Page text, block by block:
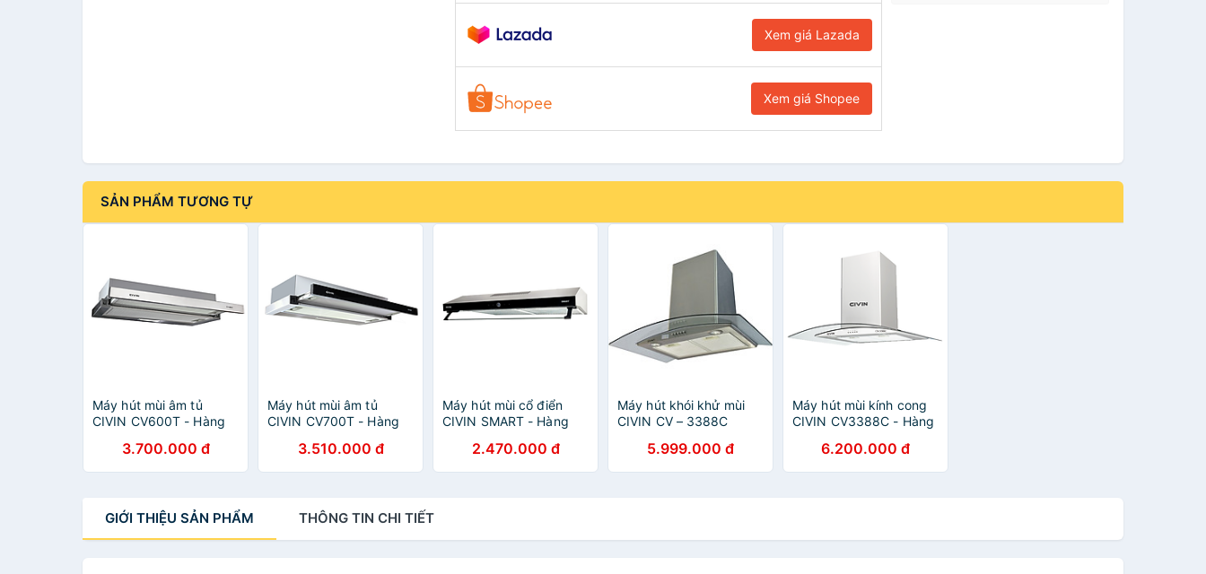
Xem giá Lazada
Xem giá Shopee
SẢN PHẨM TƯƠNG TỰ
Máy hút mùi âm tủ
CIVIN CV600T - Hàng
3.700.000 đ
Máy hút mùi âm tủ
CIVIN CV700T - Hàng
3.510.000 đ
Máy hút mùi cổ điển
CIVIN SMART - Hàng
2.470.000 đ
Máy hút khói khử mùi
CIVIN CV – 3388C
5.999.000 đ
Máy hút mùi kính cong
CIVIN CV3388C - Hàng
6.200.000 đ
GIỚI THIỆU SẢN PHẨM THÔNG TIN CHI TIẾT